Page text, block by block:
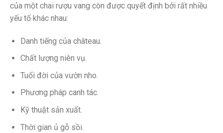
của một chai rượu vang còn được quyết định bởi rất nhiều
yếu tố khác nhau:
Danh tiếng của château.
Chất lượng niên vụ.
Tuổi đời của vườn nho.
Phương pháp canh tác.
Kỹ thuật sản xuất.
Thời gian ủ gỗ sồi.